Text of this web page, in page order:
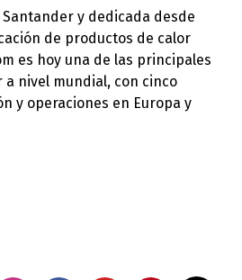
Santander y dedicada desde
de productos de calor
es hoy una de las principales
nivel mundial, con cinco
y operaciones en Europa y